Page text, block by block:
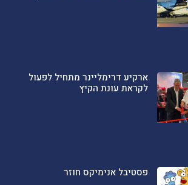
ארקיע דרימליינר מתחיל לפעול
לקראת עונת הקיץ
פסטיבל אנימיקס חוזר